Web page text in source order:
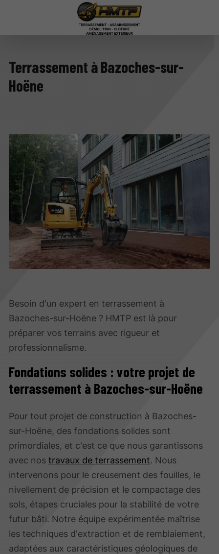
Terrassement à Bazoches-sur-
Hoëne
Besoin d'un expert en terrassement à
Bazoches-sur-Hoëne ? HMTP est là pour
préparer vos terrains avec rigueur et
professionnalisme.
Fondations solides : votre projet de
terrassement à Bazoches-sur-Hoëne
Pour tout projet de construction à Bazoches-
sur-Hoëne, des fondations solides sont
primordiales, et c'est ce que nous garantissons
avec nostravaux de terrassement. Nous
intervenons pour le creusement des fouilles, le
nivellement de précision et le compactage des
sols, étapes cruciales pour la stabilité de votre
futur bâti. Notre équipe expérimentée maîtrise
les techniques d'extraction et de remblaiement,
adaptées aux caractéristiques géologiques de